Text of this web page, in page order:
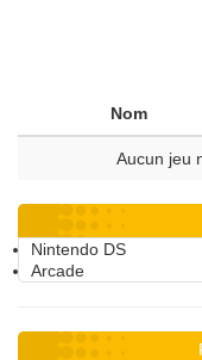
Nom
Aucun jeu
Nintendo DS
Arcade